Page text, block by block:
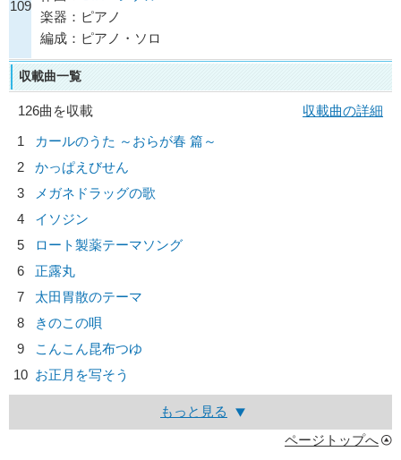
109
楽器：ピアノ
編成：ピアノ・ソロ
収載曲一覧
126曲を収載
収載曲の詳細
1
カールのうた ～おらが春 篇～
2
かっぱえびせん
3
メガネドラッグの歌
4
イソジン
5
ロート製薬テーマソング
6
正露丸
7
太田胃散のテーマ
8
きのこの唄
9
こんこん昆布つゆ
10 お正月を写そう
もっと見る
ページトップへ